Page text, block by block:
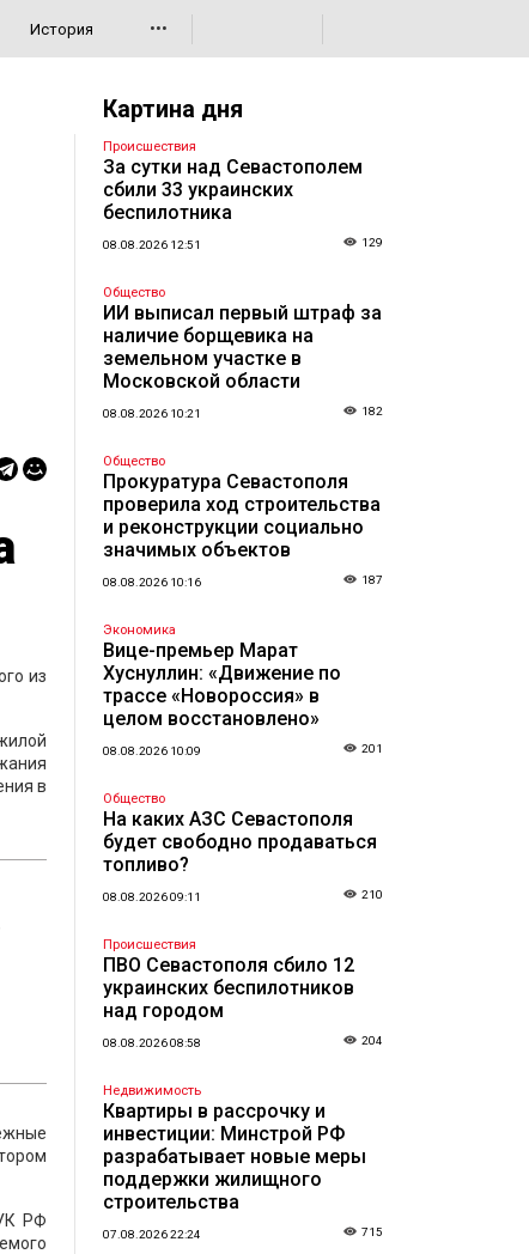
История •••
из
в
РФ
Картина дня
Происшествия
За сутки над Севастополем
сбили 33 украинских
беспилотника
08.08.2026 12:51 129
Общество
ИИ выписал первый штраф за
наличие борщевика на
земельном участке в
Московской области
08.08.2026 10:21 182
Общество
Прокуратура Севастополя
проверила ход строительства
и реконструкции социально
значимых объектов
08.08.2026 10:16 187
Экономика
Вице-премьер Марат
Хуснуллин: «Движение по
трассе «Новороссия» в
целом восстановлено»
08.08.2026 10:09 201
Общество
На каких АЗС Севастополя
будет свободно продаваться
топливо?
08.08.2026 09:11 210
Происшествия
ПВО Севастополя сбило 12
украинских беспилотников
над городом
08.08.2026 08:58 204
Недвижимость
Квартиры в рассрочку и
инвестиции: Минстрой РФ
разрабатывает новые меры
поддержки жилищного
строительства
07.08.2026 22:24 715